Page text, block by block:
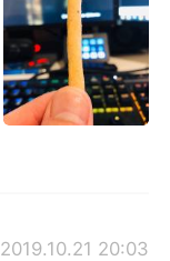
2019.10.21 20:03